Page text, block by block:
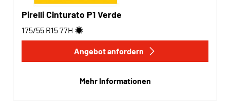
Pirelli Cinturato P1 Verde
175/55 R1577H
Angebot anfordern
Mehr Informationen